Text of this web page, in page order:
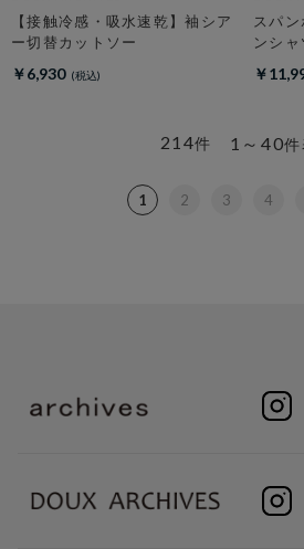
【接触冷感・吸水速乾】袖シア
ー切替カットソー
￥6,930
スパ
ンシャ
￥
1～40件
214件
1 2 3 4